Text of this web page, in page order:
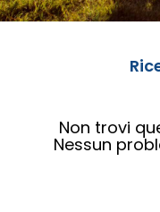
Non trovi
Nessun